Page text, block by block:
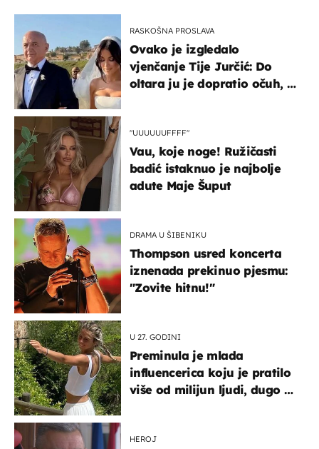
RASKOŠNA PROSLAVA
Ovako je izgledalo
vjenčanje Tije Jurčić: Do
oltara ju je dopratio očuh, a
"UUUUUUFFFF"
Vau, koje noge! Ružičasti
badić istaknuo je najbolje
adute Maje Šuput
DRAMA U ŠIBENIKU
Thompson usred koncerta
iznenada prekinuo pjesmu:
"Zovite hitnu!"
U 27. GODINI
Preminula je mlada
influencerica koju je pratilo
više od milijun ljudi, dugo se
HEROJ